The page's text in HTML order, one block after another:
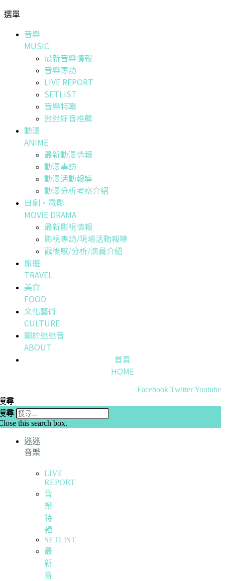
選單
音樂
MUSIC
最新音樂情報
音樂專訪
LIVE REPORT
SETLIST
音樂特輯
迷迷好音推薦
動漫
ANIME
最新動漫情報
動漫專訪
動漫活動報導
動漫分析考察介紹
日劇・電影
MOVIE DRAMA
最新影視情報
影視專訪/現場活動報導
觀後感/分析/演員介紹
旅遊
TRAVEL
美食
FOOD
文化藝術
CULTURE
關於迷迷音
ABOUT
首頁
HOME
Facebook TwitterYoutube
尋
尋
this search box.
迷迷
音樂
LIVE
REPORT
音
樂
特
輯
SETLIST
最
新
音